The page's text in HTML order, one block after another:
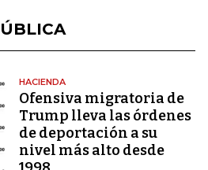
HACIENDA
Ofensiva migratoria de
Trump lleva las órdenes
de deportación a su
nivel más alto desde